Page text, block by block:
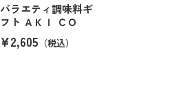
バラエティ調味料ギ
フト ＡＫＩ ＣＯ
¥2,605 （税込）